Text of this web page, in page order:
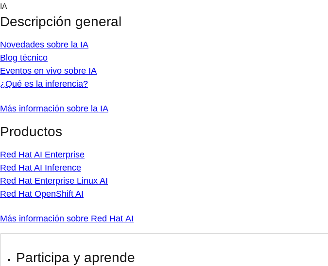
Skip
content
IA
Descripción general
Novedades sobre la IA
Blog técnico
Eventos en vivo sobre IA
¿Qué es la inferencia?
Más información sobre la IA
Productos
Red Hat AI Enterprise
Red Hat AI Inference
Red Hat Enterprise Linux AI
Red Hat OpenShift AI
Más información sobre Red Hat AI
Participa y aprende